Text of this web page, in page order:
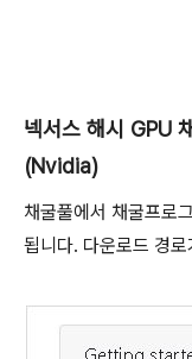
넥서스 해시 GPU
(Nvidia)
채굴풀에서 채굴프로
됩니다. 다운로드 경